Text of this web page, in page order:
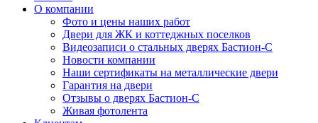
О компании
Фото и цены наших работ
Двери для ЖК и коттеджных поселков
Видеозаписи о стальных дверях Бастион-С
Новости компании
Наши сертификаты на металлические двери
Гарантия на двери
Отзывы о дверях Бастион-С
Живая фотолента